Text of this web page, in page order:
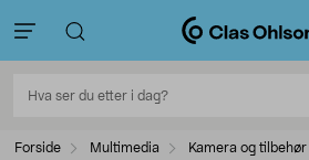
Forside Multimedia Kamera og tilbehør